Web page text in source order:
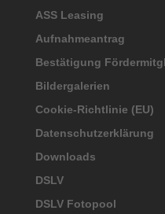
ASS Leasing
Aufnahmeantrag
Bestätigung
Bildergalerien
Cookie-Richtlinie (EU)
Datenschutzerklärung
Downloads
DSLV
DSLV Fotopool